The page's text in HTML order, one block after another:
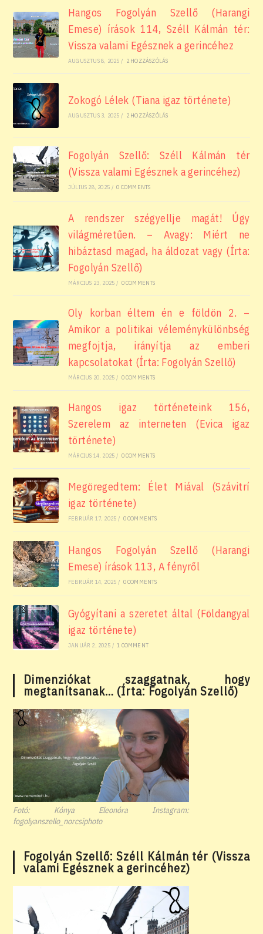
Hangos Fogolyán Szellő (Harangi
Emese) írások 114, Széll Kálmán tér:
Vissza valami Egésznek a gerincéhez
AUGUSZTUS 8, 2025 / 2 HOZZÁSZÓLÁS
Zokogó Lélek (Tiana igaz története)
AUGUSZTUS 3, 2025 / 2 HOZZÁSZÓLÁS
Fogolyán Szellő: Széll Kálmán tér
(Vissza valami Egésznek a gerincéhez)
JÚLIUS 28, 2025 / 0 COMMENTS
A rendszer szégyellje magát! Úgy
világméretűen. – Avagy: Miért ne
hibáztasd magad, ha áldozat vagy (Írta:
Fogolyán Szellő)
MÁRCIUS 23, 2025 / 0 COMMENTS
Oly korban éltem én e földön 2. –
Amikor a politikai véleménykülönbség
megfojtja, irányítja az emberi
kapcsolatokat (Írta: Fogolyán Szellő)
MÁRCIUS 20, 2025 / 0 COMMENTS
Hangos igaz történeteink 156,
Szerelem az interneten (Evica igaz
története)
MÁRCIUS 14, 2025 / 0 COMMENTS
Megöregedtem: Élet Miával (Szávitrí
igaz története)
FEBRUÁR 17, 2025 / 0 COMMENTS
Hangos Fogolyán Szellő (Harangi
Emese) írások 113, A fényről
FEBRUÁR 14, 2025 / 0 COMMENTS
Gyógyítani a szeretet által (Földangyal
igaz története)
JANUÁR 2, 2025 / 1 COMMENT
Dimenziókat szaggatnak, hogy
megtanítsanak… (Írta: Fogolyán Szellő)
Fotó: Kónya Eleonóra Instagram:
fogolyanszello_norcsiphoto
Fogolyán Szellő: Széll Kálmán tér (Vissza
valami Egésznek a gerincéhez)